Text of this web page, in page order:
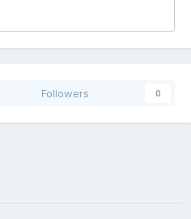
Followers 0